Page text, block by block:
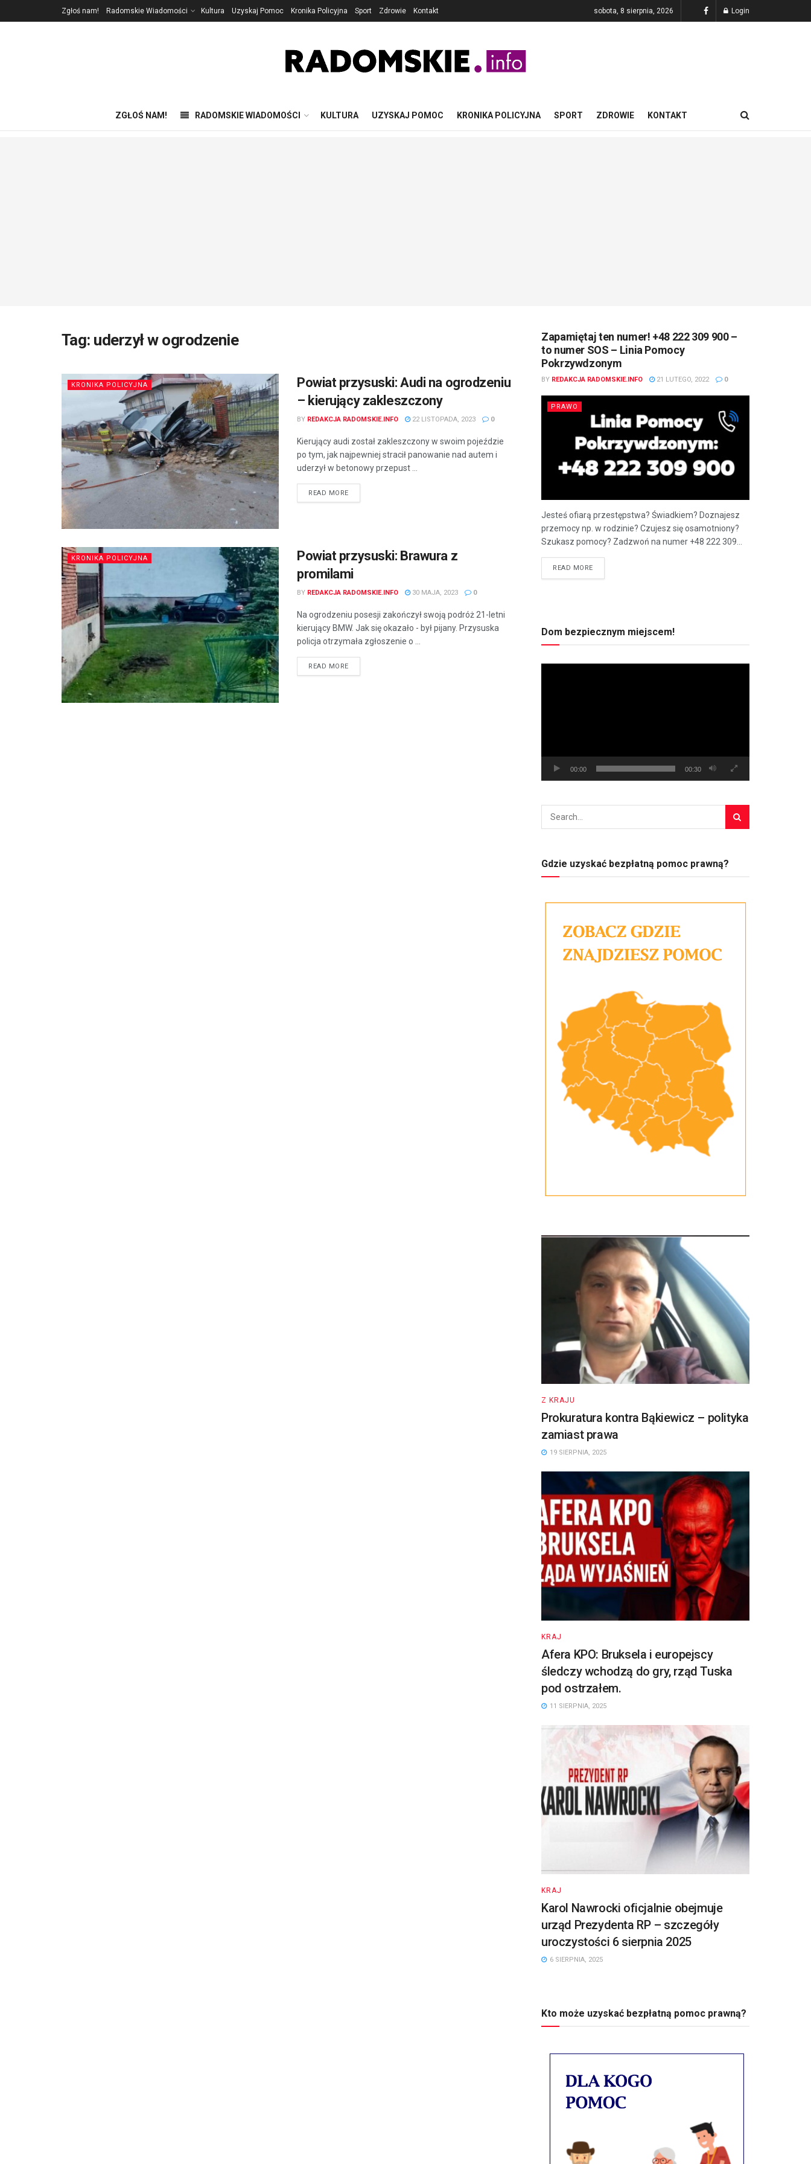
Zgłoś nam! Radomskie Wiadomości Kultura Uzyskaj Pomoc Kronika Policyjna Sport Zdrowie Kontakt sobota, 8 sierpnia, 2026 Login
ZGŁOŚ NAM! RADOMSKIE WIADOMOŚCI KULTURA UZYSKAJ POMOC KRONIKA POLICYJNA SPORT ZDROWIE KONTAKT
Tag: uderzył w ogrodzenie
KRONIKA POLICYJNA
Powiat przysuski: Audi na ogrodzeniu
– kierujący zakleszczony
BY REDAKCJA RADOMSKIE.INFO 22 LISTOPADA, 2023 0
Kierujący audi został zakleszczony w swoim pojeździe
po tym, jak najpewniej stracił panowanie nad autem i
uderzył w betonowy przepust ...
READ MORE
KRONIKA POLICYJNA
Powiat przysuski: Brawura z
promilami
BY REDAKCJA RADOMSKIE.INFO 30 MAJA, 2023 0
Na ogrodzeniu posesji zakończył swoją podróż 21-letni
kierujący BMW. Jak się okazało - był pijany. Przysuska
policja otrzymała zgłoszenie o ...
READ MORE
Zapamiętaj ten numer! +48 222 309 900 –
to numer SOS – Linia Pomocy
Pokrzywdzonym
BY REDAKCJA RADOMSKIE.INFO 21 LUTEGO, 2022 0
PRAWO
Jesteś ofiarą przestępstwa? Świadkiem? Doznajesz
przemocy np. w rodzinie? Czujesz się osamotniony?
Szukasz pomocy? Zadzwoń na numer +48 222 309...
READ MORE
Dom bezpiecznym miejscem!
00:00 00:30
Gdzie uzyskać bezpłatną pomoc prawną?
Z KRAJU
Prokuratura kontra Bąkiewicz – polityka
zamiast prawa
19 SIERPNIA, 2025
KRAJ
Afera KPO: Bruksela i europejscy
śledczy wchodzą do gry, rząd Tuska
pod ostrzałem.
11 SIERPNIA, 2025
KRAJ
Karol Nawrocki oficjalnie obejmuje
urząd Prezydenta RP – szczegóły
uroczystości 6 sierpnia 2025
6 SIERPNIA, 2025
Kto może uzyskać bezpłatną pomoc prawną?